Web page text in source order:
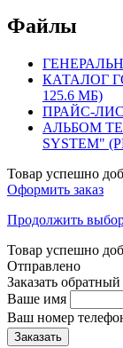
Файлы
КАТАЛОГ
125.6 МБ)
ПРАЙС-
АЛЬБОМ
SYSTEM"
Товар успешно
Оформить заказ
Продолжить
Товар успешно
Отправлено
Заказать
Ваше имя
Ваш номер